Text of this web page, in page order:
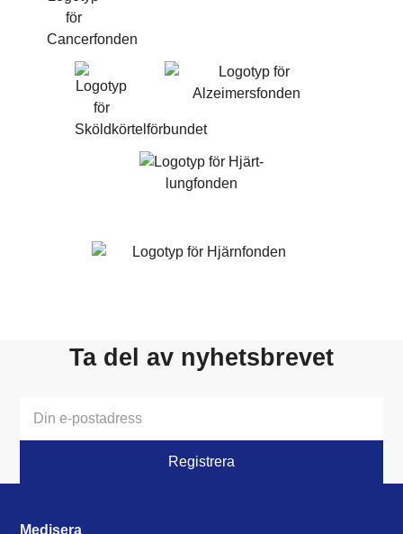
Ta del av nyhetsbrevet
Medisera